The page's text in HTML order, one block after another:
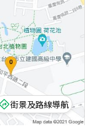
街景及路線導航